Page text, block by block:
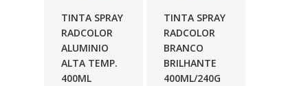
TINTA SPRAY
RADCOLOR
ALUMINIO
ALTA TEMP.
400ML
TINTA SPRAY
RADCOLOR
BRANCO
BRILHANTE
400ML/240G